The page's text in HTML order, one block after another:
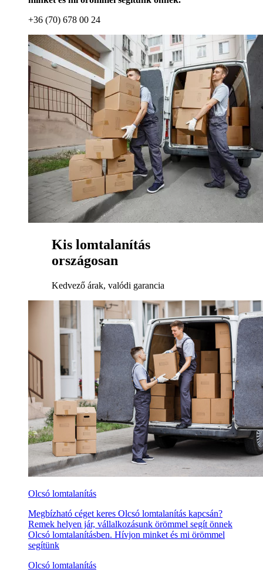
+36 (70) 678 00 24
Kis lomtalanítás
országosan
Kedvező árak, valódi garancia
Olcsó lomtalanítás
Megbízható céget keres Olcsó lomtalanítás kapcsán?
Remek helyen jár, vállalkozásunk örömmel segít önnek
Olcsó lomtalanításben. Hívjon minket és mi örömmel
segítünk
Olcsó lomtalanítás